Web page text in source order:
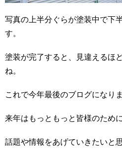
写真の上半分ぐらが塗装中で下
す。
塗装が完了すると、見違えるほ
ね。
これで今年最後のブログになり
来年はもっともっと皆様のため
話題や情報をあげていきたいと